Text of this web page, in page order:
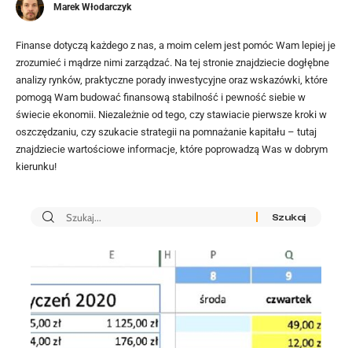
Marek Włodarczyk
Finanse dotyczą każdego z nas, a moim celem jest pomóc Wam lepiej je
zrozumieć i mądrze nimi zarządzać. Na tej stronie znajdziecie dogłębne
analizy rynków, praktyczne porady inwestycyjne oraz wskazówki, które
pomogą Wam budować finansową stabilność i pewność siebie w
świecie ekonomii. Niezależnie od tego, czy stawiacie pierwsze kroki w
oszczędzaniu, czy szukacie strategii na pomnażanie kapitału – tutaj
znajdziecie wartościowe informacje, które poprowadzą Was w dobrym
kierunku!